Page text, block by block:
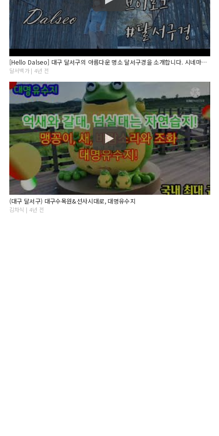
[Hello Dalseo] 대구 달서구의 아름다운 명소 달서구경을 소개합니다. 시네마틱 브이로그 영상 #달서구경 #Korea #DAEGU
달서백가 | 4년 전
(대구 달서구) 대구수목원&선사시대로, 대명유수지
김차식 | 4년 전